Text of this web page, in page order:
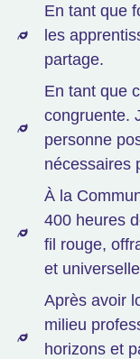
En tant que
les
partage.
En tant que
congruente.
personne
nécessaires
À la
400 heures
fil rouge,
et
Après avoir
milieu
horizons et